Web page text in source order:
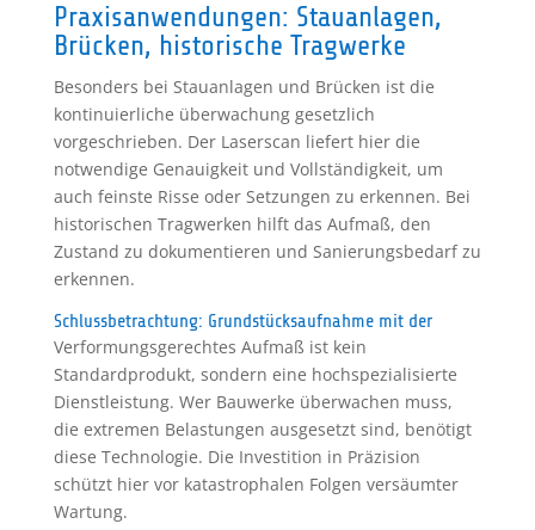
Praxisanwendungen: Stauanlagen,
Brücken, historische Tragwerke
Besonders bei Stauanlagen und Brücken ist die
kontinuierliche überwachung gesetzlich
vorgeschrieben. Der Laserscan liefert hier die
notwendige Genauigkeit und Vollständigkeit, um
auch feinste Risse oder Setzungen zu erkennen. Bei
historischen Tragwerken hilft das Aufmaß, den
Zustand zu dokumentieren und Sanierungsbedarf zu
erkennen.
Schlussbetrachtung: Grundstücksaufnahme mit der
Verformungsgerechtes Aufmaß ist kein
Standardprodukt, sondern eine hochspezialisierte
Dienstleistung. Wer Bauwerke überwachen muss,
die extremen Belastungen ausgesetzt sind, benötigt
diese Technologie. Die Investition in Präzision
schützt hier vor katastrophalen Folgen versäumter
Wartung.